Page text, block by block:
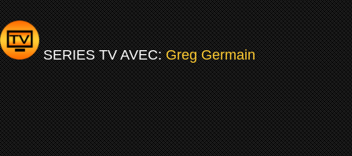
SERIES TV AVEC:Greg Germain